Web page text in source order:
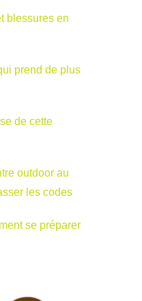
blessures en
prend de plus
de cette
outdoor au
les codes
se préparer